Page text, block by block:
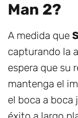
Man 2?
A medida que
capturando la
espera que su
mantenga el
el boca a boca